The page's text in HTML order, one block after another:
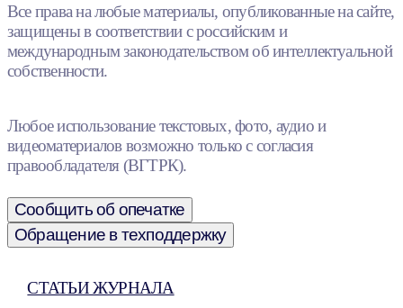
Все права на любые материалы, опубликованные на сайте,
защищены в соответствии с российским и
международным законодательством об интеллектуальной
собственности.
Любое использование текстовых, фото, аудио и
видеоматериалов возможно только с согласия
правообладателя (ВГТРК).
Сообщить об опечатке
Обращение в техподдержку
СТАТЬИ ЖУРНАЛА